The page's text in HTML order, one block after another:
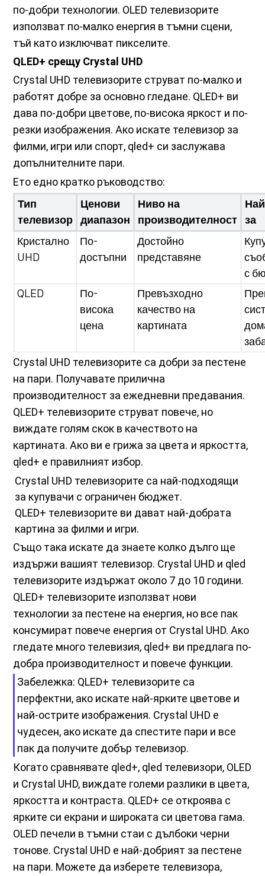
по-добри технологии. OLED телевизорите
използват по-малко енергия в тъмни сцени,
тъй като изключват пикселите.
QLED+ срещу Crystal UHD
Crystal UHD телевизорите струват по-малко и
работят добре за основно гледане. QLED+ ви
дава по-добри цветове, по-висока яркост и по-
резки изображения. Ако искате телевизор за
филми, игри или спорт, qled+ си заслужава
допълнителните пари.
Ето едно кратко ръководство:
Тип
телевизор
Ценови
диапазон
Ниво на
производителност
за
Кристално
UHD
По-
достъпни
Достойно
представяне
с
QLED
По-
висока
цена
Превъзходно
качество на
картината
Crystal UHD телевизорите са добри за пестене
на пари. Получавате прилична
производителност за ежедневни предавания.
QLED+ телевизорите струват повече, но
виждате голям скок в качеството на
картината. Ако ви е грижа за цвета и яркостта,
qled+ е правилният избор.
Crystal UHD телевизорите са най-подходящи
за купувачи с ограничен бюджет.
QLED+ телевизорите ви дават най-добрата
картина за филми и игри.
Също така искате да знаете колко дълго ще
издържи вашият телевизор. Crystal UHD и qled
телевизорите издържат около 7 до 10 години.
QLED+ телевизорите използват нови
технологии за пестене на енергия, но все пак
консумират повече енергия от Crystal UHD. Ако
гледате много телевизия, qled+ ви предлага по-
добра производителност и повече функции.
Забележка: QLED+ телевизорите са
перфектни, ако искате най-ярките цветове и
най-острите изображения. Crystal UHD е
чудесен, ако искате да спестите пари и все
пак да получите добър телевизор.
Когато сравнявате qled+, qled телевизори, OLED
и Crystal UHD, виждате големи разлики в цвета,
яркостта и контраста. QLED+ се откроява с
ярките си екрани и широката си цветова гама.
OLED печели в тъмни стаи с дълбоки черни
тонове. Crystal UHD е най-добрият за пестене
на пари. Можете да изберете телевизора,